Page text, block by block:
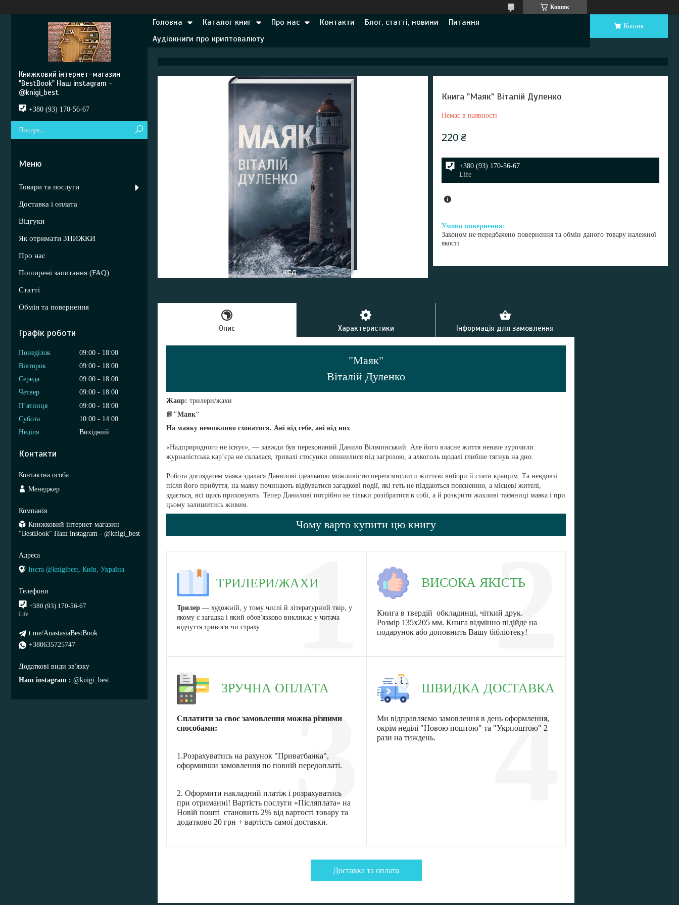
Кошик
Головна Каталог книг Про нас Контакти Блог, статті, новини
Питання
Аудіокниги про криптовалюту
Кошик
Книга "Маяк" Віталій Дуленко
Немає в наявності
220 ₴
+380 (93) 170-56-67
Life
Законом не передбачено повернення та обмін даного товару належної
якості
Опис Характеристики Інформація для замовлення
"Маяк"
Віталій Дуленко
Жанр: трилери/жахи
📙 "Маяк"
На маяку неможливо сховатися. Ані від себе, ані від них
«Надприродного не існує», — завжди був переконаний Данило Вільчинський. Але його власне життя неначе зурочили:
журналістська кар’єра не склалася, тривалі стосунки опинилися під загрозою, а алкоголь щодалі глибше тягнув на дно.
Робота доглядачем маяка здалася Данилові ідеальною можливістю переосмислити життєві вибори й стати кращим. Та невдовзі
після його прибуття, на маяку починають відбуватися загадкові події, які геть не піддаються поясненню, а місцеві жителі,
здається, всі щось приховують. Тепер Данилові потрібно не тільки розібратися в собі, а й розкрити жахливі таємниці маяка і при
цьому залишитись живим.
Чому варто купити цю книгу
1
ТРИЛЕРИ/ЖАХИ
Трилер — художній, у тому числі й літературний твір, у
якому є загадка і який обов'язково викликає у читача
відчуття тривоги чи страху.
2
ВИСОКА ЯКІСТЬ
Книга в твердій обкладинці, чіткий друк.
Розмір 135x205 мм. Книга відмінно підійде на
подарунок або доповнить Вашу бібліотеку!
3
ЗРУЧНА ОПЛАТА
Сплатити за своє замовлення можна різними
способами:
1.Розрахуватись на рахунок "Приватбанка",
оформивши замовлення по повній передоплаті.
2. Оформити накладний платіж і розрахуватись
при отриманні! Вартість послуги «Післяплата» на
Новій пошті становить 2% від вартості товару та
додатково 20 грн + вартість самої доставки.
4
ШВИДКА ДОСТАВКА
Ми відправляємо замовлення в день оформлення,
окрім неділі "Новою поштою" та "Укрпоштою" 2
рази на тиждень.
Доставка та оплата
Книжковий інтернет-магазин
"BestBook" Наш instagram -
@knigi_best
+380 (93) 170-56-67
Товари та послуги
Доставка і оплата
Відгуки
Як отримати ЗНИЖКИ
Про нас
Поширені запитання (FAQ)
Статті
Обмін та повернення
Графік роботи
Понеділок 09:00
18:00
Вівторок
09:00
18:00
Середа
09:00
18:00
Четвер
09:00
18:00
Пʼятниця
09:00
18:00
Субота
10:00
14:00
Неділя
Вихідний
Контакти
Менеджер
Книжковий інтернет-магазин
"BestBook" Наш instagram - @knigi_best
Інста @knigibest, Київ, Україна
+380 (93) 170-56-67
Life
t.me/AnastasiaBestBook
+380635725747
Наш instagram @knigi_best